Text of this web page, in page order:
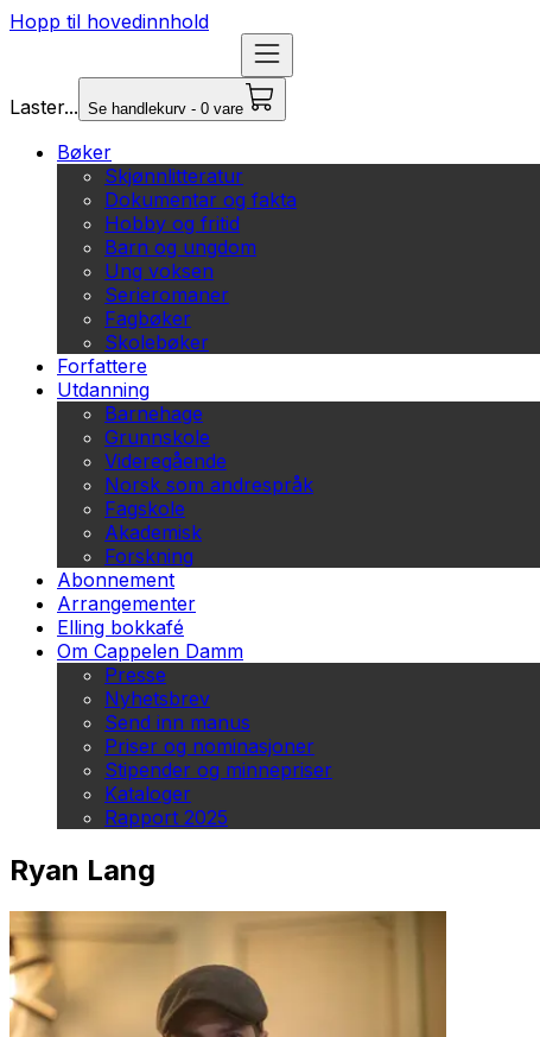
Hopp til hovedinnhold
Laster... Se handlekurv - 0 vare
Bøker
Skjønnlitteratur
Dokumentar og fakta
Hobby og fritid
Barn og ungdom
Ung voksen
Serieromaner
Fagbøker
Skolebøker
Forfattere
Utdanning
Barnehage
Grunnskole
Videregående
Norsk som andrespråk
Fagskole
Akademisk
Forskning
Abonnement
Arrangementer
Elling bokkafé
Om Cappelen Damm
Presse
Nyhetsbrev
Send inn manus
Priser og nominasjoner
Stipender og minnepriser
Kataloger
Rapport 2025
Ryan Lang